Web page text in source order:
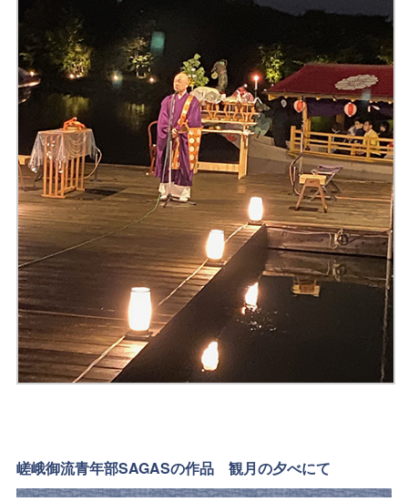
嵯峨御流青年部SAGASの作品 観月の夕べにて